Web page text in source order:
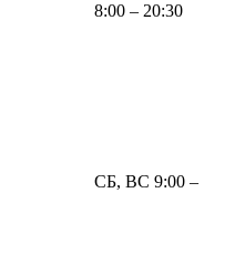
8:00 – 20:30
СБ, ВС 9:00 –